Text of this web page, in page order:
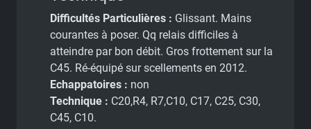
Difficultés Particulières : Glissant. Mains
courantes à poser. Qq relais difficiles à
atteindre par bon débit. Gros frottement sur la
C45. Ré-équipé sur scellements en 2012.
Echappatoires : non
Technique : C20,R4, R7,C10, C17, C25, C30,
C45, C10.